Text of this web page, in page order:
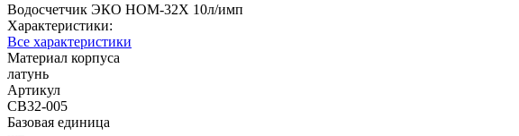
Водосчетчик ЭКО НОМ-32Х 10л/имп
Характеристики:
Все характеристики
Материал корпуса
латунь
Артикул
СВ32-005
Базовая единица